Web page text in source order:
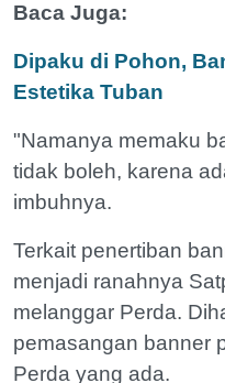
Baca Juga:
Dipaku di Pohon,
Estetika Tuban
"Namanya memaku
tidak boleh, karena
imbuhnya.
Terkait penertiban
menjadi ranahnya
melanggar Perda.
pemasangan banner
Perda yang ada.